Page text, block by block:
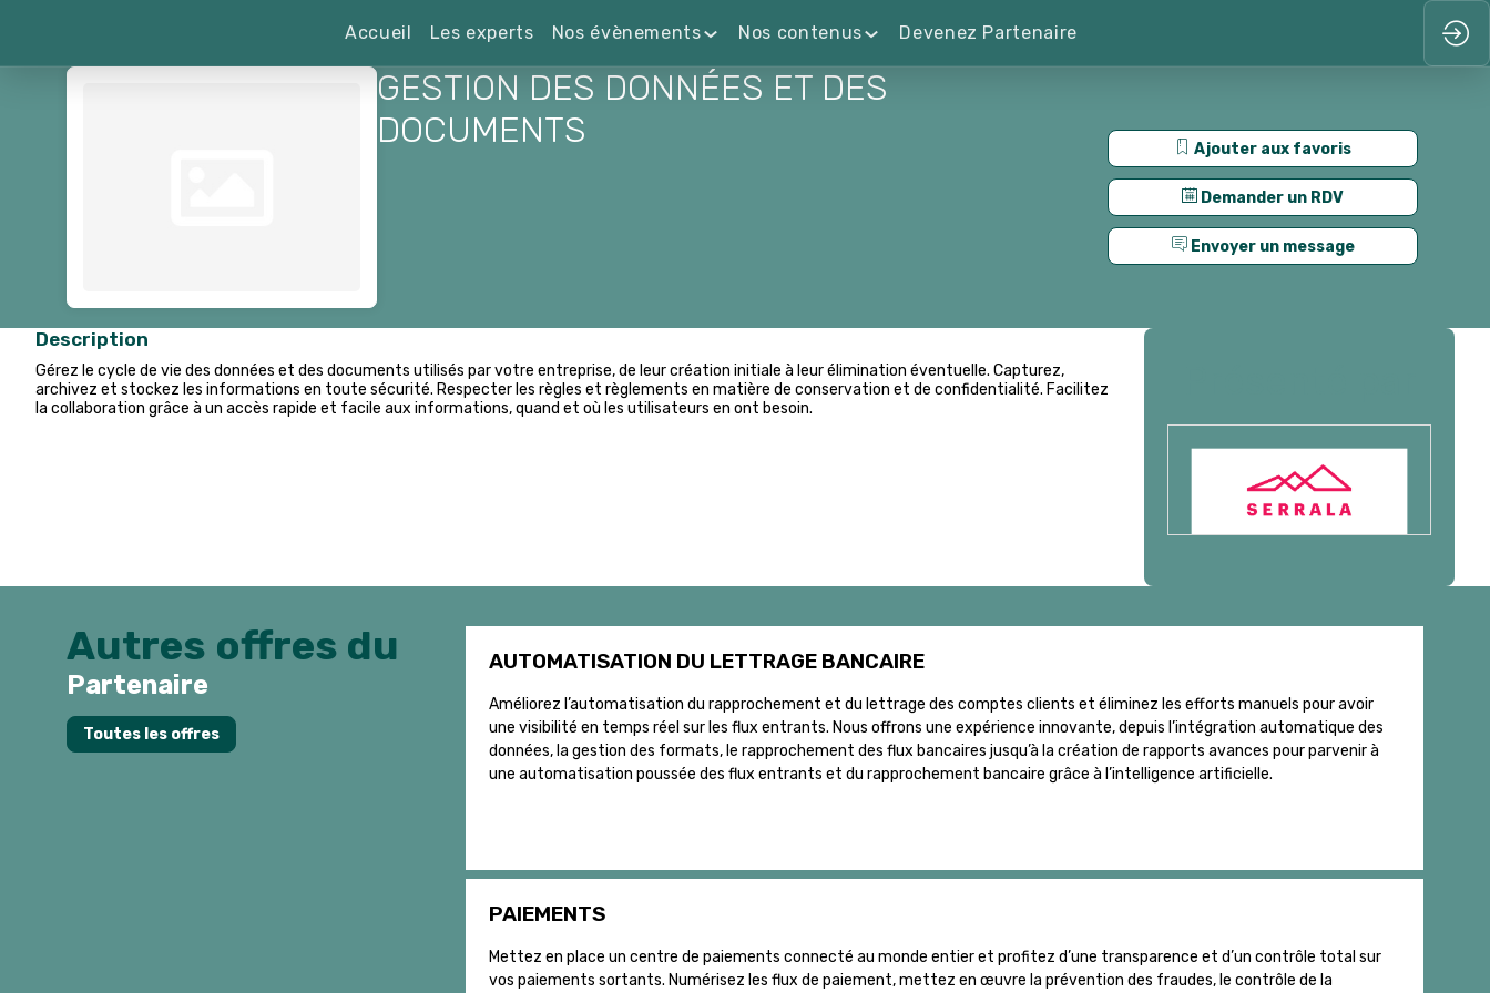
Accueil Les experts Nos évènements Nos contenus Devenez Partenaire
Ajouter aux favoris
Demander un RDV
Envoyer un message
GESTION DES DONNÉES ET DES
DOCUMENTS
Description
Gérez le cycle de vie des données et des documents utilisés par votre entreprise, de leur création initiale à leur élimination éventuelle. Capturez,
archivez et stockez les informations en toute sécurité. Respecter les règles et règlements en matière de conservation et de confidentialité. Facilitez
la collaboration grâce à un accès rapide et facile aux informations, quand et où les utilisateurs en ont besoin.
Autres offres du
Partenaire
Toutes les offres
AUTOMATISATION DU LETTRAGE BANCAIRE
Améliorez l’automatisation du rapprochement et du lettrage des comptes clients et éliminez les efforts manuels pour avoir
une visibilité en temps réel sur les flux entrants. Nous offrons une expérience innovante, depuis l’intégration automatique des
données, la gestion des formats, le rapprochement des flux bancaires jusqu’à la création de rapports avances pour parvenir à
une automatisation poussée des flux entrants et du rapprochement bancaire grâce à l’intelligence artificielle.
PAIEMENTS
Mettez en place un centre de paiements connecté au monde entier et profitez d’une transparence et d’un contrôle total sur
vos paiements sortants. Numérisez les flux de paiement, mettez en œuvre la prévention des fraudes, le contrôle de la